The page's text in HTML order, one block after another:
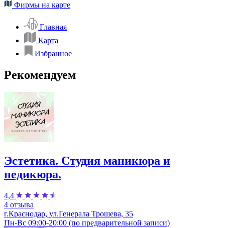
Фирмы на карте
Главная
Карта
Избранное
Рекомендуем
Эстетика. Студия маникюра и
педикюра.
4,4
4 отзыва
г.Краснодар, ул.Генерала Трошева, 35
Пн-Вс 09:00-20:00 (по предварительной записи)